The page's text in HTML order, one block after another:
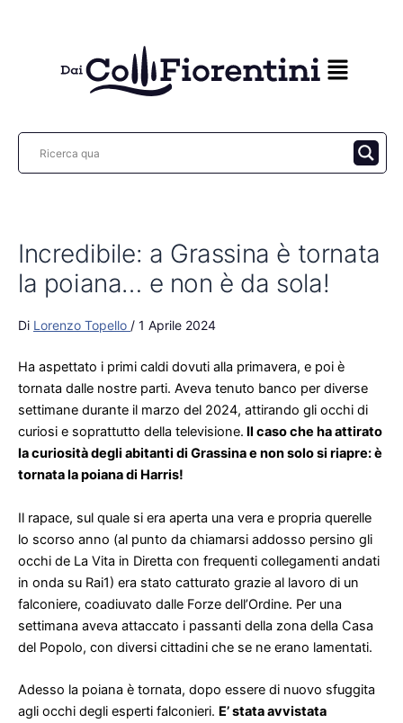
Incredibile: a Grassina è tornata
la poiana… e non è da sola!
Di Lorenzo Topello / 1 Aprile 2024
Ha aspettato i primi caldi dovuti alla primavera, e poi è
tornata dalle nostre parti. Aveva tenuto banco per diverse
settimane durante il marzo del 2024, attirando gli occhi di
curiosi e soprattutto della televisione. Il caso che ha attirato
la curiosità degli abitanti di Grassina e non solo si riapre: è
tornata la poiana di Harris!
Il rapace, sul quale si era aperta una vera e propria querelle
lo scorso anno (al punto da chiamarsi addosso persino gli
occhi de La Vita in Diretta con frequenti collegamenti andati
in onda su Rai1) era stato catturato grazie al lavoro di un
falconiere, coadiuvato dalle Forze dell’Ordine. Per una
settimana aveva attaccato i passanti della zona della Casa
del Popolo, con diversi cittadini che se ne erano lamentati.
Adesso la poiana è tornata, dopo essere di nuovo sfuggita
agli occhi degli esperti falconieri. E’ stata avvistata